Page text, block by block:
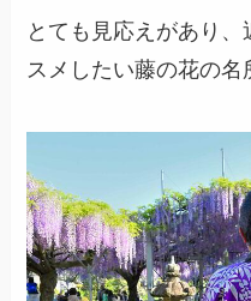
とても見応えがあり
スメしたい藤の花の名